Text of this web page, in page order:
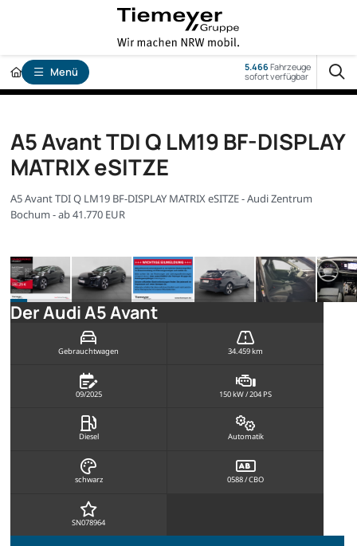
Menü 5.466Fahrzeuge
sofort verfügbar
A5 Avant TDI Q LM19 BF-DISPLAY
MATRIX eSITZE
A5 Avant TDI Q LM19 BF-DISPLAY MATRIX eSITZE - Audi Zentrum
Bochum - ab 41.770 EUR
Der Audi A5 Avant
Gebrauchtwagen 34.459 km
09/2025 150 kW / 204 PS
Diesel Automatik
schwarz 0588 / CBO
SN078964